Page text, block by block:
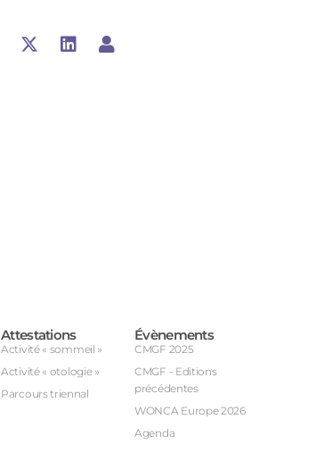
Attestations
Activité « sommeil »
Activité « otologie »
Parcours triennal
Évènements
CMGF 2025
CMGF - Editions
précédentes
WONCA Europe 2026
Agenda